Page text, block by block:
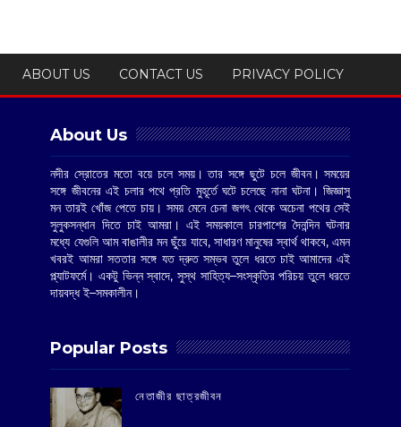
ABOUT US CONTACT US PRIVACY POLICY
About Us
নদীর স্রোতের মতো বয়ে চলে সময়। তার সঙ্গে ছুটে চলে জীবন। সময়ের
সঙ্গে জীবনের এই চলার পথে প্রতি মুহূর্তে ঘটে চলেছে নানা ঘটনা। জিজ্ঞাসু
মন তারই খোঁজ পেতে চায়। সময় মেনে চেনা জগৎ থেকে অচেনা পথের সেই
সুলুকসন্ধান দিতে চাই আমরা। এই সময়কালে চারপাশের দৈনন্দিন ঘটনার
মধ্যে যেগুলি আম বাঙালীর মন ছুঁয়ে যাবে, সাধারণ মানুষের স্বার্থ থাকবে, এমন
খবরই আমরা সততার সঙ্গে যত দ্রুত সম্ভব তুলে ধরতে চাই আমাদের এই
প্ল্যাটফর্মে। একটু ভিন্ন স্বাদে, সুস্থ সাহিত্য–সংস্কৃতির পরিচয় তুলে ধরতে
দায়বদ্ধ ই–সমকালীন।
Popular Posts
‌নেতাজীর ছাত্রজীবন